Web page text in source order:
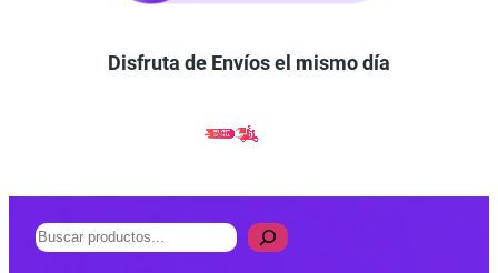
Disfruta de Envíos el mismo día
B